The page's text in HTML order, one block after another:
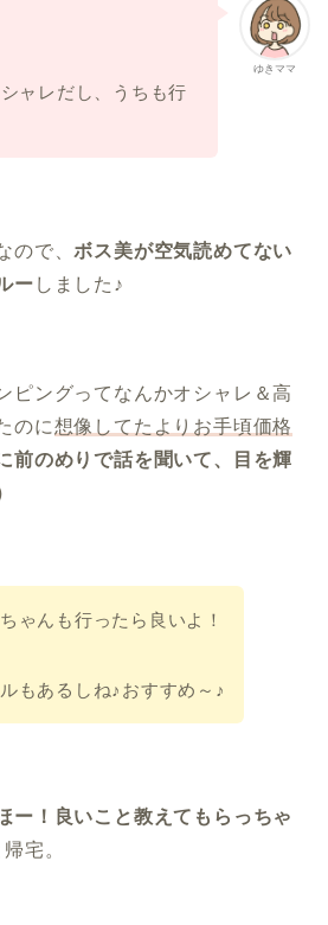
ゆきママ
ャレだし、うちも行
ので、ボス美が空気読めてない
ー しました♪
ピングってなんかオシャレ＆高
のに想像してたよりお手頃価格
前のめりで話を聞いて、目を輝
ゃんも行ったら良いよ！
もあるしね♪おすすめ～♪
ー！良いこと教えてもらっちゃ
宅。